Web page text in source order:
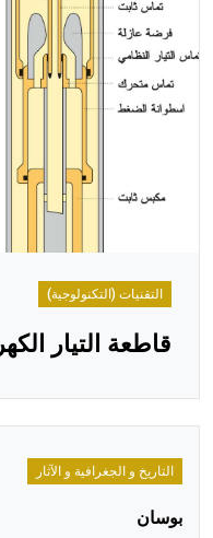
هيئة الموسوعة
التقنيات (التكنولوجية)
قاطعة التيار
التاريخ و الجغرافية و الآثار
بوسان